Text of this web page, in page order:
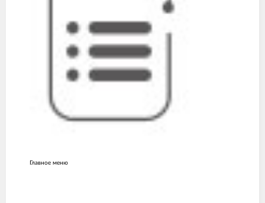
Главное меню